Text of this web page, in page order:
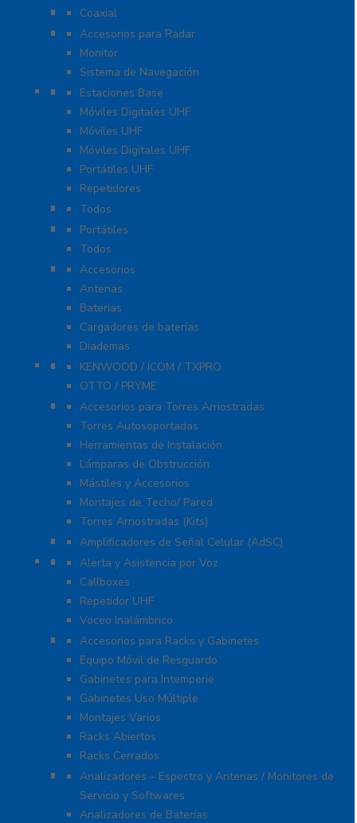
Protección Contra Descarga
Coaxial
Soluciones Marinas
Accesorios para Radar
Monitor
Sistema de Navegación
Radios Comerciales ICOM / KENWOOD
Estaciones Base
Móviles Digitales UHF
Móviles UHF
Móviles Digitales UHF
Portátiles UHF
Repetidores
Radios ICOM WiFi
Todos
Radios Marinos
Portátiles
Todos
Accesorios para KENWOOD
Accesorios
Antenas
Baterías
Cargadores de baterías
Diademas
Refacciones
KENWOOD / ICOM / TXPRO
OTTO / PRYME
Torres y Mástiles
Accesorios para Torres Arriostradas
Torres Autosoportadas
Herramientas de Instalación
Lámparas de Obstrucción
Mástiles y Accesorios
Montajes de Techo/ Pared
Torres Arriostradas (Kits)
Cobertura para Celular 4G LTE, 3G y Voz
Amplificadores de Señal Celular (AdSC)
Soluciones RITRON
Alerta y Asistencia por Voz
Callboxes
Repetidor UHF
Voceo Inalámbrico
Racks y Gabinetes
Accesorios para Racks y Gabinetes
Equipo Móvil de Resguardo
Gabinetes para Intemperie
Gabinetes Uso Múltiple
Montajes Varios
Racks Abiertos
Racks Cerrados
Equipo de Laboratorio
Analizadores – Espectro y Antenas / Monitores de
Servicio y Softwares
Analizadores de Baterías